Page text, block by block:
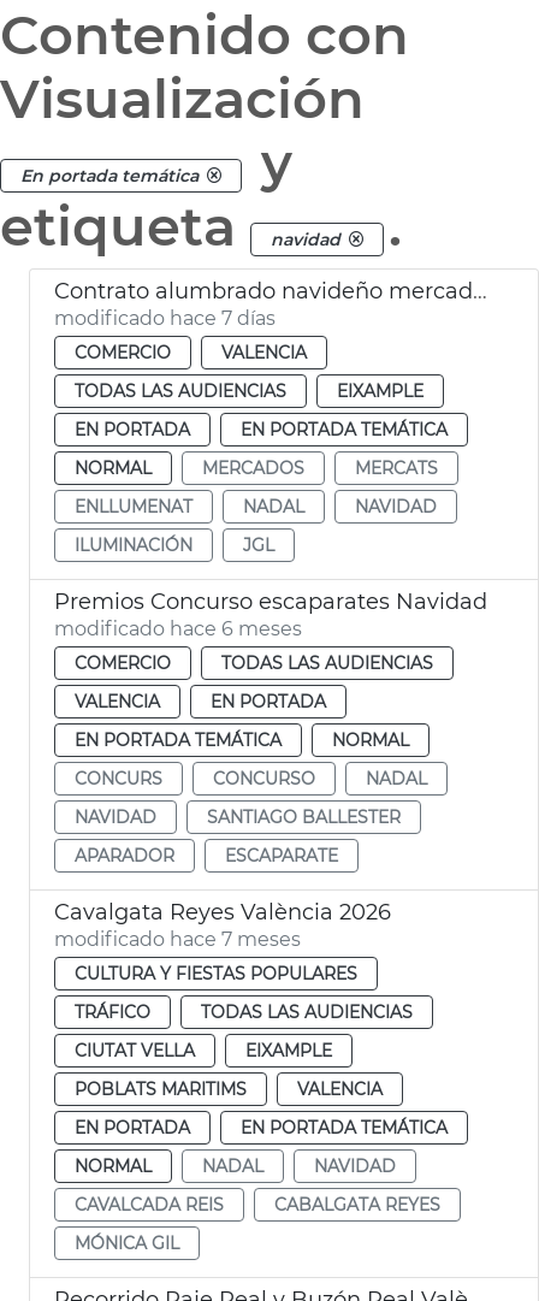
Contenido con
Visualización
En portada temática
y
etiqueta
navidad .
Contrato alumbrado navideño mercados municipales València
modificado hace 7 días
COMERCIO
VALENCIA
TODAS LAS AUDIENCIAS
EIXAMPLE
EN PORTADA
EN PORTADA TEMÁTICA
NORMAL
MERCADOS
MERCATS
ENLLUMENAT
NADAL
NAVIDAD
ILUMINACIÓN
JGL
Premios Concurso escaparates Navidad
modificado hace 6 meses
COMERCIO
TODAS LAS AUDIENCIAS
VALENCIA
EN PORTADA
EN PORTADA TEMÁTICA
NORMAL
CONCURS
CONCURSO
NADAL
NAVIDAD
SANTIAGO BALLESTER
APARADOR
ESCAPARATE
Cavalgata Reyes València 2026
modificado hace 7 meses
CULTURA Y FIESTAS POPULARES
TRÁFICO
TODAS LAS AUDIENCIAS
CIUTAT VELLA
EIXAMPLE
POBLATS MARITIMS
VALENCIA
EN PORTADA
EN PORTADA TEMÁTICA
NORMAL
NADAL
NAVIDAD
CAVALCADA REIS
CABALGATA REYES
MÓNICA GIL